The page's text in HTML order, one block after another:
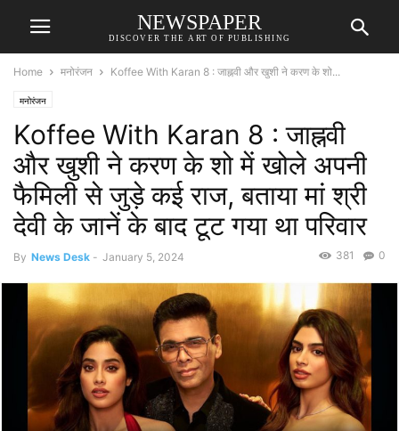
NEWSPAPER
DISCOVER THE ART OF PUBLISHING
Home मनोरंजन Koffee With Karan 8 : जाह्नवी और खुशी ने करण के शो...
मनोरंजन
Koffee With Karan 8 : जाह्नवी
और खुशी ने करण के शो में खोले अपनी
फैमिली से जुड़े कई राज, बताया मां श्री
देवी के जानें के बाद टूट गया था परिवार
By News Desk - January 5, 2024 0
381